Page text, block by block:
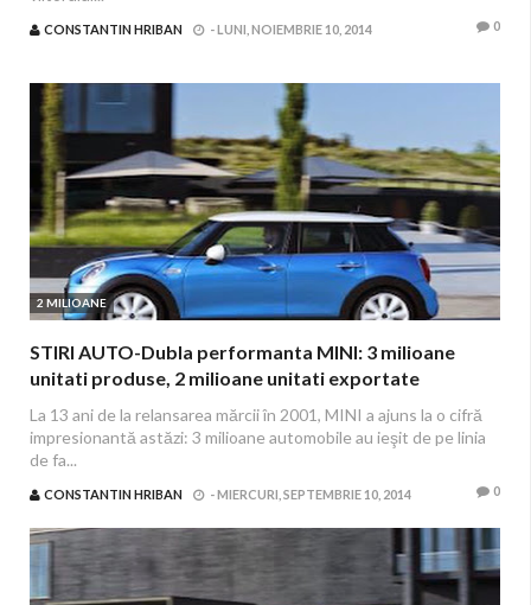
CONSTANTIN HRIBAN -LUNI, NOIEMBRIE 10, 2014 0
2 MILIOANE
STIRI AUTO-Dubla performanta MINI: 3 milioane
unitati produse, 2 milioane unitati exportate
La 13 ani de la relansarea mărcii în 2001, MINI a ajuns la o cifră
impresionantă astăzi: 3 milioane automobile au ieşit de pe linia
de fa...
CONSTANTIN HRIBAN -MIERCURI, SEPTEMBRIE 10, 2014 0